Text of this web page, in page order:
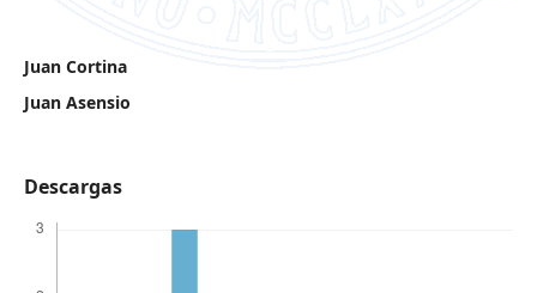
Juan Cortina
Juan Asensio
Descargas